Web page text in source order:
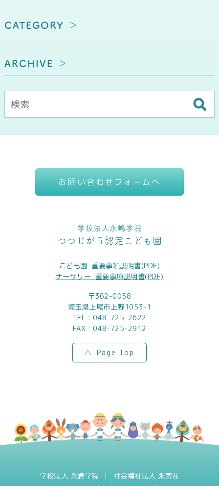
CATEGORY
ARCHIVE
お問い合わせフォームへ
学校法人永嶋学院
つつじが丘認定こども園
こども園_重要事項説明書(PDF)
ナーサリー_重要事項説明書(PDF)
〒362-0058
埼玉県上尾市上野1053-1
TEL： 048-725-2622
FAX：048-725-2912
Page Top
学校法人 永嶋学院
社会福祉法人 永寿荘